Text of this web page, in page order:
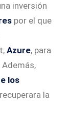
inversión
por el que
Azure, para
los
la